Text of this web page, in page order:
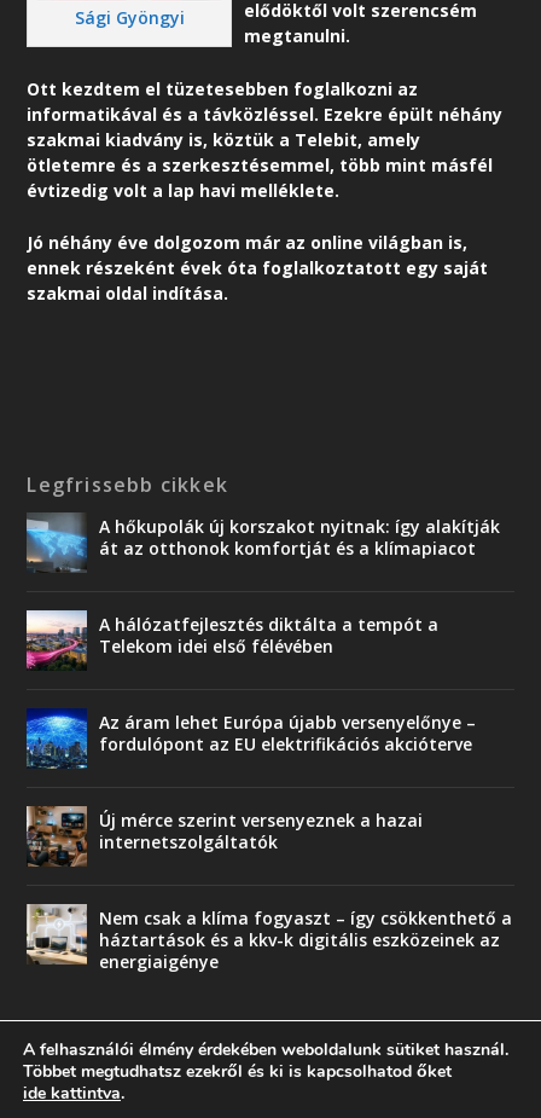
Sági Gyöngyi
elődöktől volt szerencsém
megtanulni.
Ott kezdtem el tüzetesebben foglalkozni az
informatikával és a távközléssel. Ezekre épült néhány
szakmai kiadvány is, köztük a Telebit, amely
ötletemre és a szerkesztésemmel, több mint másfél
évtizedig volt a lap havi melléklete.
Jó néhány éve dolgozom már az online világban is,
ennek részeként évek óta foglalkoztatott egy saját
szakmai oldal indítása.
Legfrissebb cikkek
A hőkupolák új korszakot nyitnak: így alakítják
át az otthonok komfortját és a klímapiacot
A hálózatfejlesztés diktálta a tempót a
Telekom idei első félévében
Az áram lehet Európa újabb versenyelőnye –
fordulópont az EU elektrifikációs akcióterve
Új mérce szerint versenyeznek a hazai
internetszolgáltatók
Nem csak a klíma fogyaszt – így csökkenthető a
háztartások és a kkv-k digitális eszközeinek az
energiaigénye
A felhasználói élmény érdekében weboldalunk sütiket használ.
Többet megtudhatsz ezekről és ki is kapcsolhatod őket
ide kattintva.